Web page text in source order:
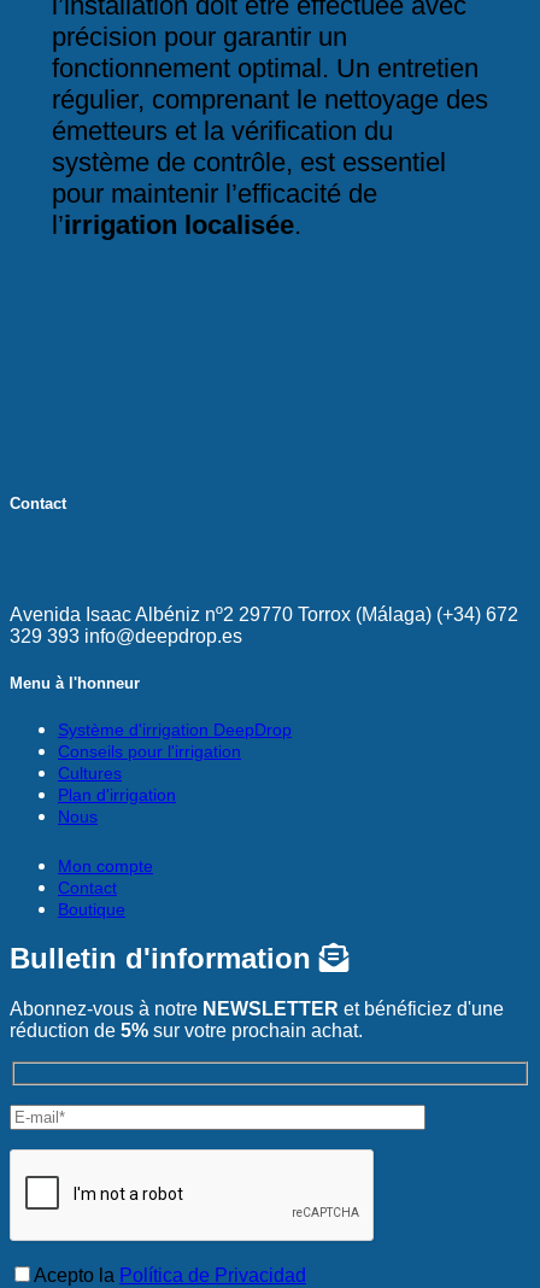
précision pour garantir un
fonctionnement optimal. Un entretien
régulier, comprenant le nettoyage des
émetteurs et la vérification du
système de contrôle, est essentiel
pour maintenir l’efficacité de
l’irrigation localisée.
Contact
Avenida Isaac Albéniz nº2 29770 Torrox (Málaga) (+34) 672
329 393 info@deepdrop.es
Menu à l'honneur
Système d'irrigation DeepDrop
Conseils pour l'irrigation
Cultures
Plan d'irrigation
Nous
Mon compte
Contact
Boutique
Bulletin d'information
Abonnez-vous à notre NEWSLETTER et bénéficiez d'une
réduction de 5% sur votre prochain achat.
Acepto la Política de Privacidad